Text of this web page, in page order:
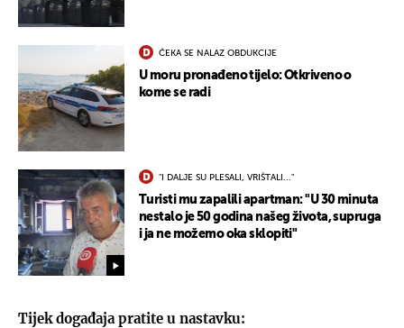
ČEKA SE NALAZ OBDUKCIJE
U moru pronađeno tijelo: Otkriveno o
kome se radi
"I DALJE SU PLESALI, VRIŠTALI..."
Turisti mu zapalili apartman: "U 30 minuta
nestalo je 50 godina našeg života, supruga
i ja ne možemo oka sklopiti"
Tijek događaja pratite u nastavku: